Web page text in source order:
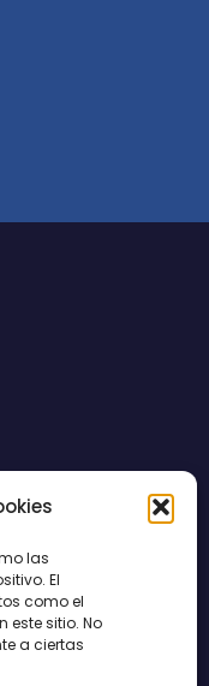
las
El
como el
sitio. No
a ciertas